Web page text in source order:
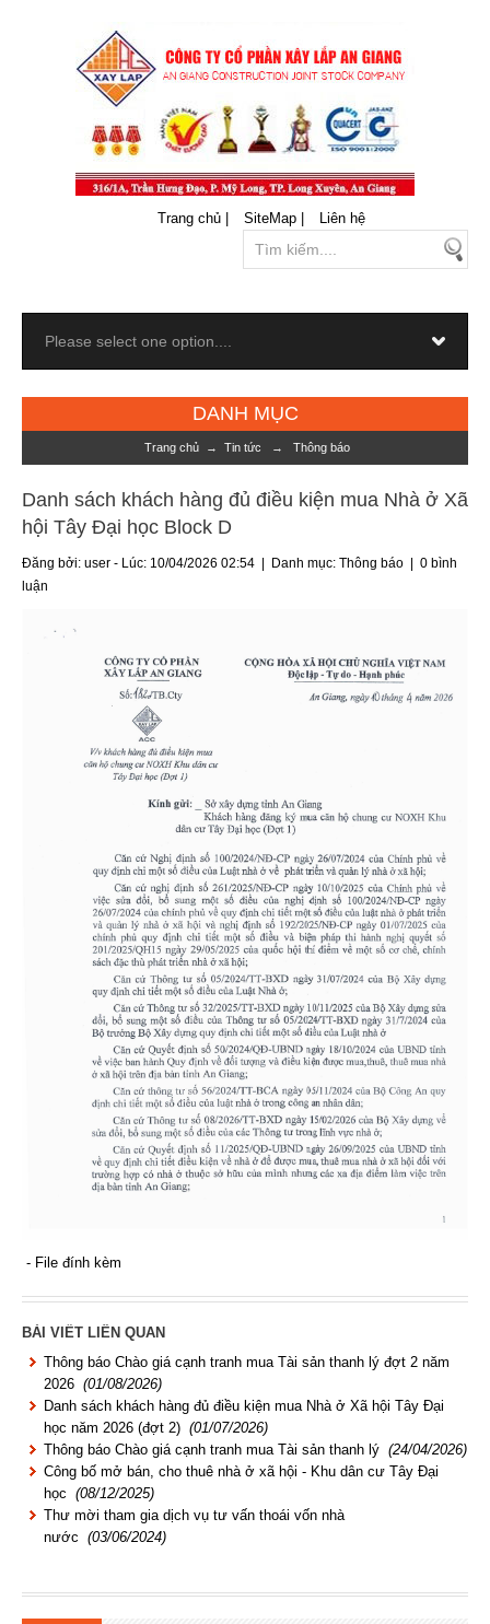
Trang chủ | SiteMap | Liên hệ
DANH MỤC
Trang chủ→ Tin tức → Thông báo
Danh sách khách hàng đủ điều kiện mua Nhà ở Xã
hội Tây Đại học Block D
Đăng bởi: user - Lúc: 10/04/2026 02:54 | Danh mục: Thông báo
0 bình
luận
- File đính kèm
BÀI VIẾT LIÊN QUAN
Thông báo Chào giá cạnh tranh mua Tài sản thanh lý đợt 2 năm
2026 (01/08/2026)
Danh sách khách hàng đủ điều kiện mua Nhà ở Xã hội Tây Đại
học năm 2026 (đợt 2) (01/07/2026)
Thông báo Chào giá cạnh tranh mua Tài sản thanh lý (24/04/2026)
Công bố mở bán, cho thuê nhà ở xã hội - Khu dân cư Tây Đại
học (08/12/2025)
Thư mời tham gia dịch vụ tư vấn thoái vốn nhà
nước (03/06/2024)